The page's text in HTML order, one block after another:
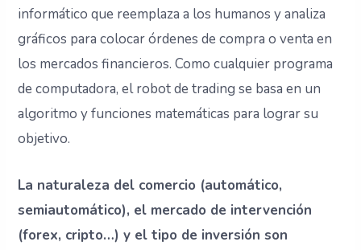
informático que reemplaza a los humanos y analiza
gráficos para colocar órdenes de compra o venta en
los mercados financieros. Como cualquier programa
de computadora, el robot de trading se basa en un
algoritmo y funciones matemáticas para lograr su
objetivo.
La naturaleza del comercio (automático,
semiautomático), el mercado de intervención
(forex, cripto…) y el tipo de inversión son